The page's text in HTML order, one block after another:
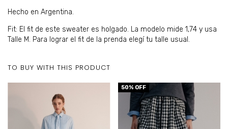
Hecho en Argentina.
Fit: El fit de este sweater es holgado. La modelo mide 1,74 y usa
Talle M. Para lograr el fit de la prenda elegí tu talle usual.
TO BUY WITH THIS PRODUCT
50% OFF